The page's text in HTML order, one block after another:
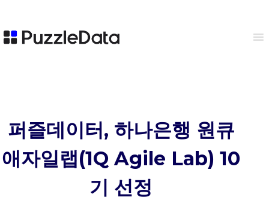
퍼즐데이터, 하나은행 원큐
애자일랩(1Q Agile Lab) 10
기 선정